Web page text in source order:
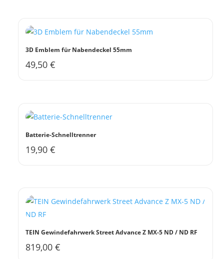
3D Emblem für Nabendeckel 55mm
49,50€
Batterie-Schnelltrenner
19,90€
TEIN Gewindefahrwerk Street Advance Z MX-5 ND / ND RF
819,00€